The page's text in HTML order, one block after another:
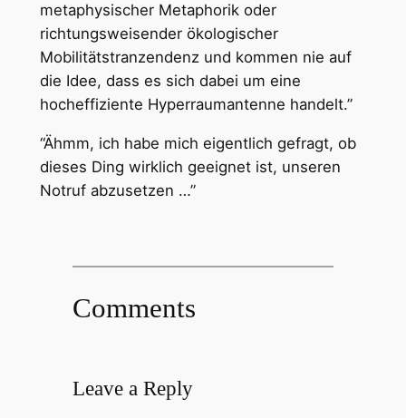
metaphysischer Metaphorik oder
richtungsweisender ökologischer
Mobilitätstranzendenz und kommen nie auf
die Idee, dass es sich dabei um eine
hocheffiziente Hyperraumantenne handelt.”
“Ähmm, ich habe mich eigentlich gefragt, ob
dieses Ding wirklich geeignet ist, unseren
Notruf abzusetzen …”
Comments
Leave a Reply